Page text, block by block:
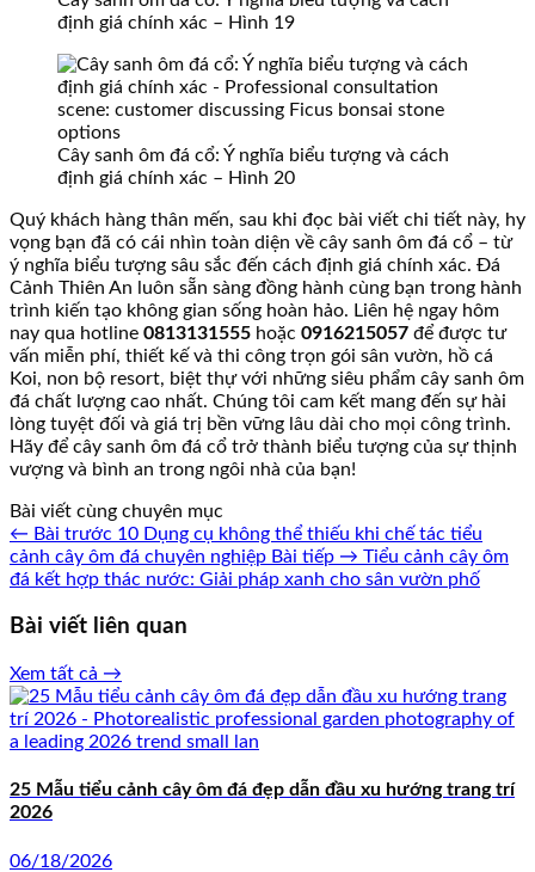
định giá chính xác – Hình 19
Cây sanh ôm đá cổ: Ý nghĩa biểu tượng và cách
định giá chính xác – Hình 20
Quý khách hàng thân mến, sau khi đọc bài viết chi tiết này, hy
vọng bạn đã có cái nhìn toàn diện về cây sanh ôm đá cổ – từ
ý nghĩa biểu tượng sâu sắc đến cách định giá chính xác. Đá
Cảnh Thiên An luôn sẵn sàng đồng hành cùng bạn trong hành
trình kiến tạo không gian sống hoàn hảo. Liên hệ ngay hôm
nay qua hotline 0813131555 hoặc 0916215057 để được tư
vấn miễn phí, thiết kế và thi công trọn gói sân vườn, hồ cá
Koi, non bộ resort, biệt thự với những siêu phẩm cây sanh ôm
đá chất lượng cao nhất. Chúng tôi cam kết mang đến sự hài
lòng tuyệt đối và giá trị bền vững lâu dài cho mọi công trình.
Hãy để cây sanh ôm đá cổ trở thành biểu tượng của sự thịnh
vượng và bình an trong ngôi nhà của bạn!
Bài viết cùng chuyên mục
← Bài trước 10 Dụng cụ không thể thiếu khi chế tác tiểu
cảnh cây ôm đá chuyên nghiệp Bài tiếp → Tiểu cảnh cây ôm
đá kết hợp thác nước: Giải pháp xanh cho sân vườn phố
Bài viết liên quan
Xem tất cả →
25 Mẫu tiểu cảnh cây ôm đá đẹp dẫn đầu xu hướng trang trí
2026
06/18/2026